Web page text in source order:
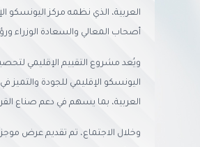
العربية، الذي نظمه مركز اليونسكو
أصحاب المعالي والسعادة الوزراء
ويُعد مشروع التقييم الإقليمي
اليونسكو الإقليمي للجودة والتميز
العربية، بما يسهم في دعم صناع
وخلال الاجتماع، تم تقديم عرض موجز